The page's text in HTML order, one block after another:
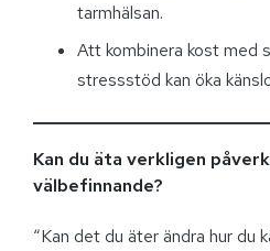
tarmhälsan.
Att kombinera kost med
stressstöd kan öka
Kan du äta verkligen
välbefinnande?
“Kan det du äter ändra hur du